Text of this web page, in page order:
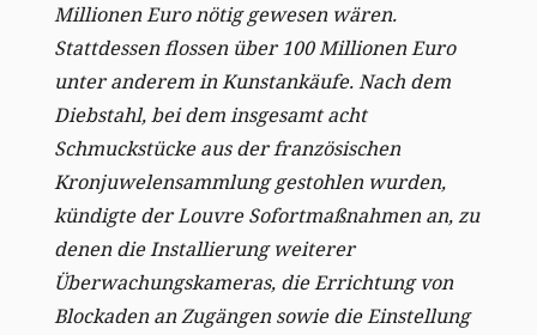
Millionen Euro nötig gewesen wären.
Stattdessen flossen über 100 Millionen Euro
unter anderem in Kunstankäufe.Nach dem
Diebstahl, bei dem insgesamt acht
Schmuckstücke aus der französischen
Kronjuwelensammlung gestohlen wurden,
kündigte der Louvre Sofortmaßnahmen an, zu
denen die Installierung weiterer
Überwachungskameras, die Errichtung von
Blockaden an Zugängen sowie die Einstellung